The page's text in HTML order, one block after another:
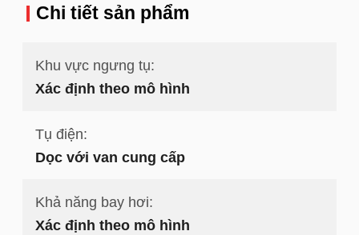
Chi tiết sản phẩm
Khu vực ngưng tụ:
Xác định theo mô hình
Tụ điện:
Dọc với van cung cấp
Khả năng bay hơi:
Xác định theo mô hình